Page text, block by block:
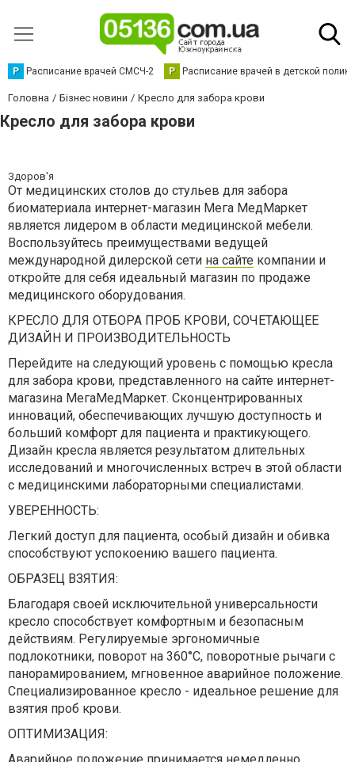
Р Расписание врачей СМСЧ-2 Р Расписание врачей в детской
Головна Бізнес новини Кресло для забора крови
Кресло для забора крови
Здоров'я
От медицинских столов до стульев для забора
биоматериала интернет-магазин Мега МедМаркет
является лидером в области медицинской мебели.
Воспользуйтесь преимуществами ведущей
международной дилерской сети на сайте компании и
откройте для себя идеальный магазин по продаже
медицинского оборудования.
КРЕСЛО ДЛЯ ОТБОРА ПРОБ КРОВИ, СОЧЕТАЮЩЕЕ
ДИЗАЙН И ПРОИЗВОДИТЕЛЬНОСТЬ
Перейдите на следующий уровень с помощью кресла
для забора крови, представленного на сайте интернет-
магазина МегаМедМаркет. Сконцентрированных
инноваций, обеспечивающих лучшую доступность и
больший комфорт для пациента и практикующего.
Дизайн кресла является результатом длительных
исследований и многочисленных встреч в этой области
с медицинскими лабораторными специалистами.
УВЕРЕННОСТЬ:
Легкий доступ для пациента, особый дизайн и обивка
способствуют успокоению вашего пациента.
ОБРАЗЕЦ ВЗЯТИЯ:
Благодаря своей исключительной универсальности
кресло способствует комфортным и безопасным
действиям. Регулируемые эргономичные
подлокотники, поворот на 360°С, поворотные рычаги с
панорамированием, мгновенное аварийное положение.
Специализированное кресло - идеальное решение для
взятия проб крови.
ОПТИМИЗАЦИЯ: